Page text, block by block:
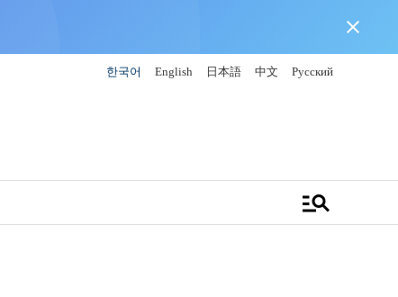
close
한국어 English 日本語 中文 Русский
manage_search